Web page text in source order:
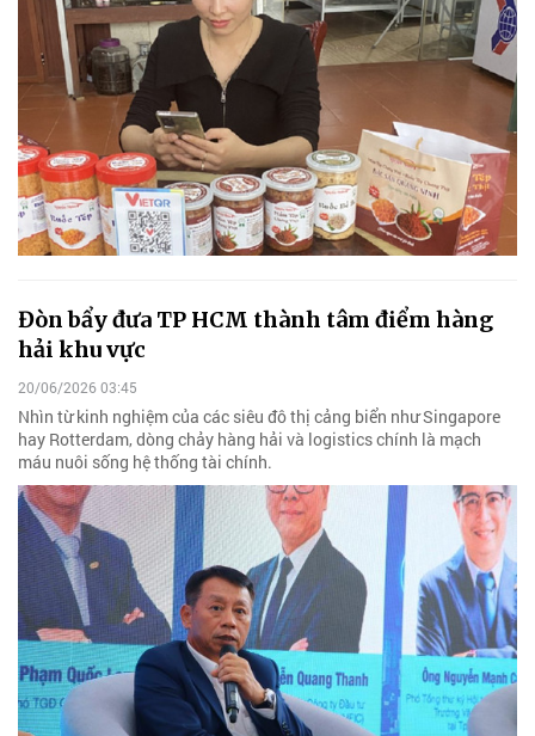
Đòn bẩy đưa TP HCM thành tâm điểm hàng
hải khu vực
20/06/2026 03:45
Nhìn từ kinh nghiệm của các siêu đô thị cảng biển như Singapore
hay Rotterdam, dòng chảy hàng hải và logistics chính là mạch
máu nuôi sống hệ thống tài chính.